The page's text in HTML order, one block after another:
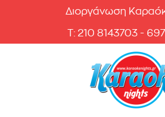
Διοργάνωση
T: 210 8143703 -